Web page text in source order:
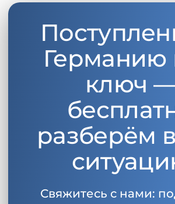
Германию
ключ
разберём
Свяжитесь с нами: